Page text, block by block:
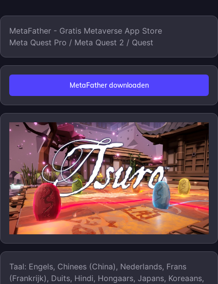
MetaFather - Gratis Metaverse App Store
Meta Quest Pro / Meta Quest 2 / Quest
MetaFather downloaden
Taal: Engels, Chinees (China), Nederlands, Frans
(Frankrijk), Duits, Hindi, Hongaars, Japans, Koreaans,